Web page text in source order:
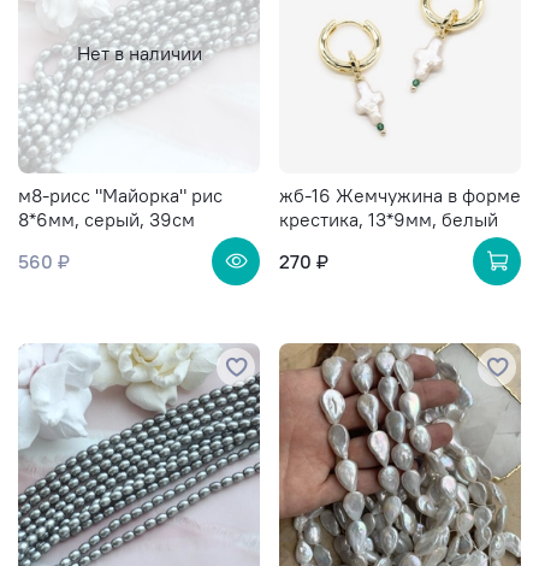
Нет в наличии
м8-рисс "Майорка" рис
8*6мм, серый, 39см
560 ₽
жб-16 Жемчужина в форме
крестика, 13*9мм, белый
270 ₽